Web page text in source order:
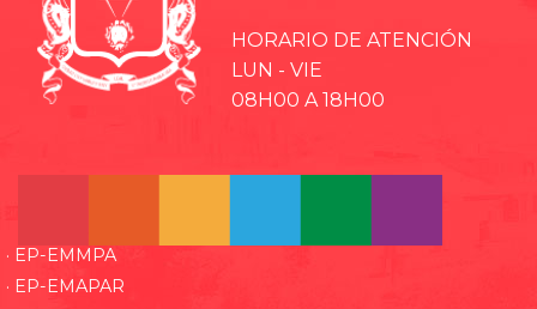
HORARIO DE ATENCIÓN
LUN - VIE
08H00 A 18H00
· EP-EMMPA
· EP-EMAPAR